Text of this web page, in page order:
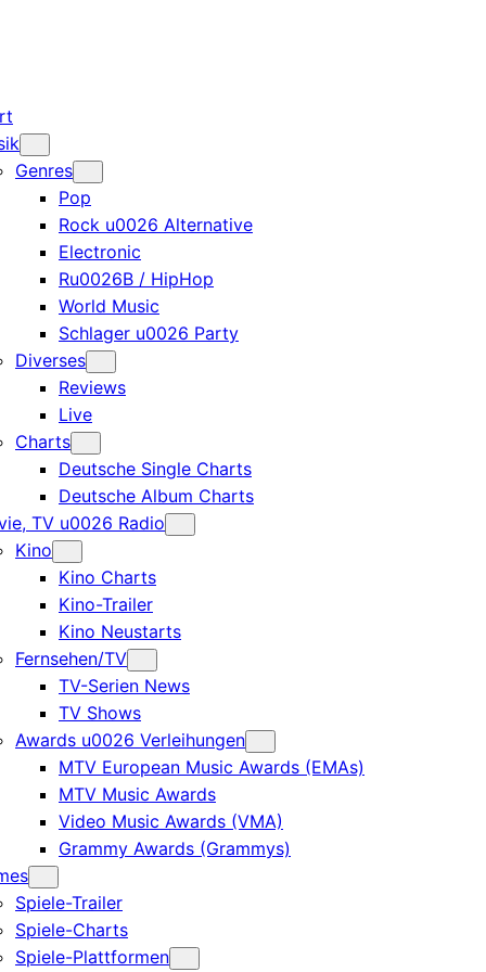
Genres
Pop
Rock u0026 Alternative
Electronic
Ru0026B / HipHop
World Music
Schlager u0026 Party
Diverses
Reviews
Live
Charts
Deutsche Single Charts
Deutsche Album Charts
TV u0026 Radio
Kino
Kino Charts
Kino-Trailer
Kino Neustarts
Fernsehen/TV
TV-Serien News
TV Shows
Awards u0026 Verleihungen
MTV European Music Awards (EMAs)
MTV Music Awards
Video Music Awards (VMA)
Grammy Awards (Grammys)
Spiele-Trailer
Spiele-Charts
Spiele-Plattformen